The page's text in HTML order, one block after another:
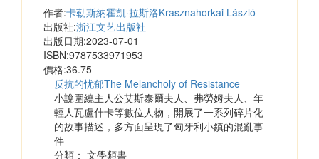
作者:卡勒斯納霍凱·拉斯洛Krasznahorkai László
出版社:浙江文艺出版社
出版日期:2023-07-01
ISBN:9787533971953
價格:36.75
反抗的忧郁The Melancholy of Resistance
小說圍繞主人公艾斯泰爾夫人、弗勞姆夫人、年
輕人瓦盧什卡等數位人物，開展了一系列碎片化
的故事描述，多方面呈現了匈牙利小鎮的混亂事
件
分類： 文學類書